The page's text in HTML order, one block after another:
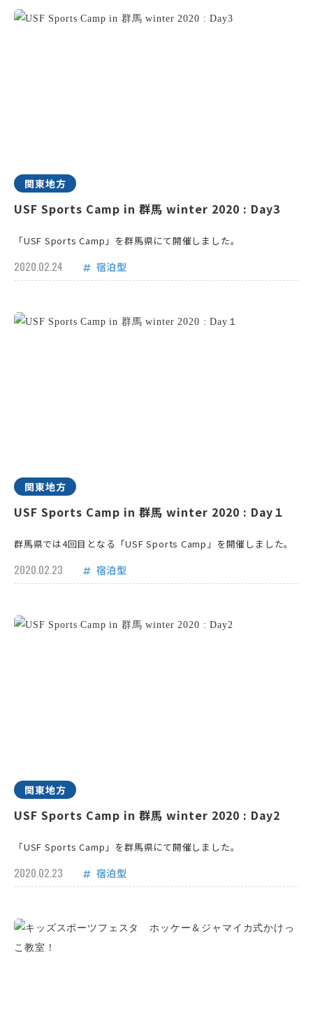
関東地方
USF Sports Camp in 群馬 winter 2020 : Day3
「USF Sports Camp」を群馬県にて開催しました。
2020.02.24 宿泊型
関東地方
USF Sports Camp in 群馬 winter 2020 : Day１
群馬県では4回目となる「USF Sports Camp」を開催しました。
2020.02.23 宿泊型
関東地方
USF Sports Camp in 群馬 winter 2020 : Day2
「USF Sports Camp」を群馬県にて開催しました。
2020.02.23 宿泊型